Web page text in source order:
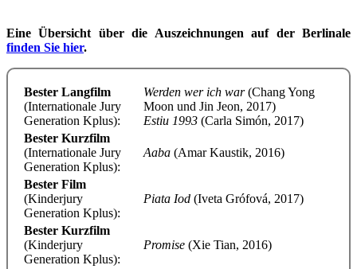
Eine Übersicht über die Auszeichnungen auf der Berlinale
finden Sie hier.
Bester Langfilm
(Internationale Jury
Generation Kplus):
Werden wer ich war(Chang Yong
Moon und Jin Jeon, 2017)
Estiu 1993 (Carla Simón, 2017)
Bester Kurzfilm
(Internationale Jury
Generation Kplus):
Aaba (Amar Kaustik, 2016)
Bester Film
(Kinderjury
Generation Kplus):
Piata Iod (Iveta Grófová, 2017)
Bester Kurzfilm
(Kinderjury
Generation Kplus):
Promise (Xie Tian, 2016)